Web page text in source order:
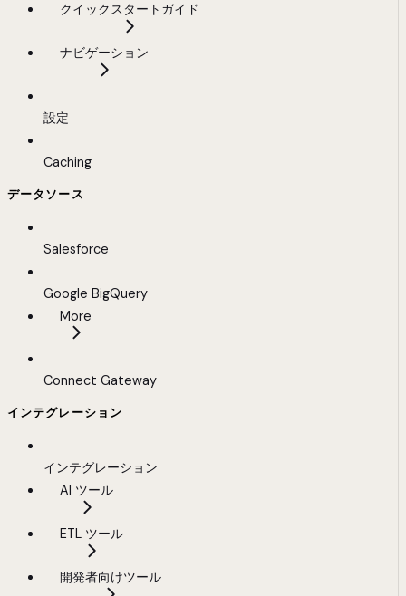
クイックスタートガイド
ナビゲーション
設定
Caching
データソース
Salesforce
Google BigQuery
More
Connect Gateway
インテグレーション
インテグレーション
AI ツール
ETL ツール
開発者向けツール